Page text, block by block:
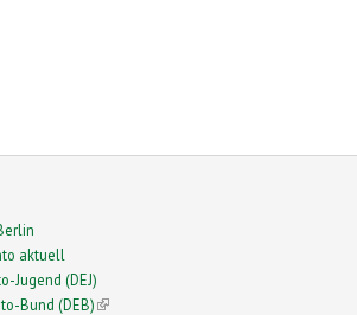
aktuell
Jugend (DEJ)
Bund (DEB)(link is external)